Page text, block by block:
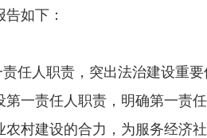
如下：
任人职责，突出法治建设重要
一责任人职责，明确第一责
村建设的合力，为服务经济